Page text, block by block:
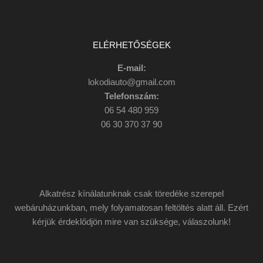
ELÉRHETŐSÉGEK
E-mail:
lokodiauto@gmail.com
Telefonszám:
06 54 480 959
06 30 370 37 90
Alkatrész kínálatunknak csak töredéke szerepel
webáruházunkban, mely folyamatosan feltöltés alatt áll. Ezért
kérjük érdeklődjön mire van szüksége, válaszolunk!